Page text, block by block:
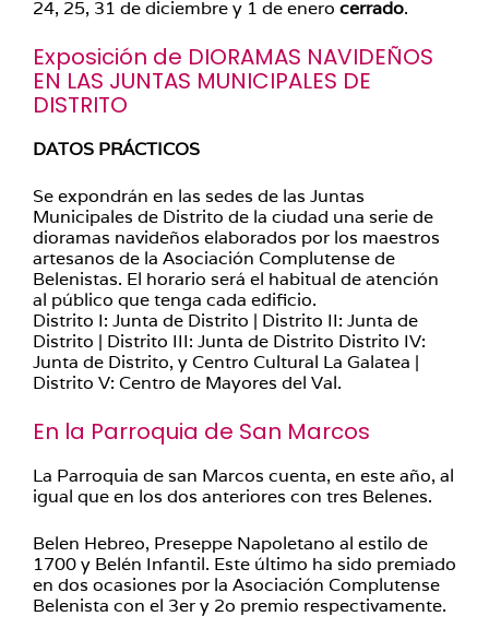
24, 25, 31 de diciembre y 1 de enero cerrado.
Exposición de DIORAMAS NAVIDEÑOS
EN LAS JUNTAS MUNICIPALES DE
DISTRITO
DATOS PRÁCTICOS
Se expondrán en las sedes de las Juntas
Municipales de Distrito de la ciudad una serie de
dioramas navideños elaborados por los maestros
artesanos de la Asociación Complutense de
Belenistas. El horario será el habitual de atención
al público que tenga cada edificio.
Distrito I: Junta de Distrito | Distrito II: Junta de
Distrito | Distrito III: Junta de Distrito Distrito IV:
Junta de Distrito, y Centro Cultural La Galatea |
Distrito V: Centro de Mayores del Val.
En la Parroquia de San Marcos
La Parroquia de san Marcos cuenta, en este año, al
igual que en los dos anteriores con tres Belenes.
Belen Hebreo, Preseppe Napoletano al estilo de
1700 y Belén Infantil. Este último ha sido premiado
en dos ocasiones por la Asociación Complutense
Belenista con el 3er y 2o premio respectivamente.